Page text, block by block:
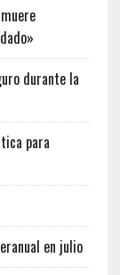
durante la
para
en julio